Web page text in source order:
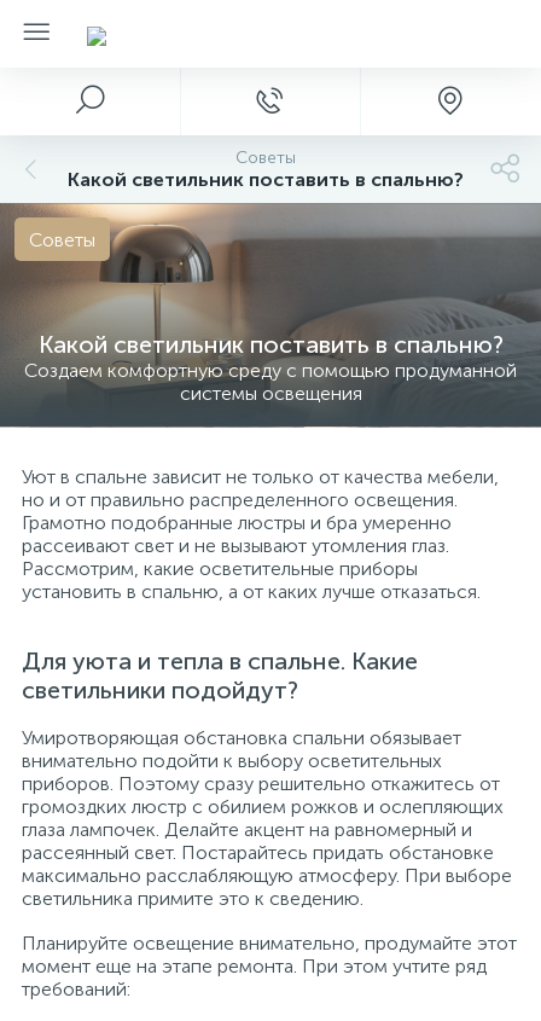
Советы
Какой светильник поставить в спальню?
Какой светильник поставить в спальню?
Создаем комфортную среду с помощью продуманной
системы освещения
Советы
Уют в спальне зависит не только от качества мебели,
но и от правильно распределенного освещения.
Грамотно подобранные люстры и бра умеренно
рассеивают свет и не вызывают утомления глаз.
Рассмотрим, какие осветительные приборы
установить в спальню, а от каких лучше отказаться.
Для уюта и тепла в спальне. Какие
светильники подойдут?
Умиротворяющая обстановка спальни обязывает
внимательно подойти к выбору осветительных
приборов. Поэтому сразу решительно откажитесь от
громоздких люстр с обилием рожков и ослепляющих
глаза лампочек. Делайте акцент на равномерный и
рассеянный свет. Постарайтесь придать обстановке
максимально расслабляющую атмосферу. При выборе
светильника примите это к сведению.
Планируйте освещение внимательно, продумайте этот
момент еще на этапе ремонта. При этом учтите ряд
требований: